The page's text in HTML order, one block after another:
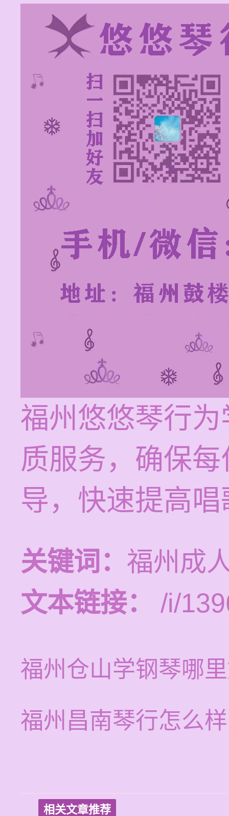
福州悠悠琴行
质服务，确保
导，快速提高
关键词： 福州成
文本链接：
/i/
福州仓山学钢琴哪
福州昌南琴行怎么样
相关文章推荐